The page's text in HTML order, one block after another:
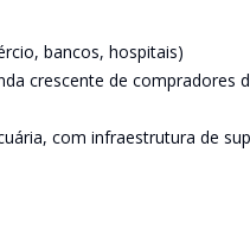
bancos, hospitais)
crescente de compradores
com infraestrutura de